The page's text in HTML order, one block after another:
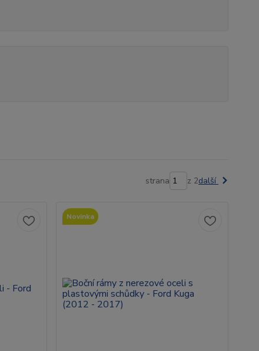
strana z 2další
Novinka